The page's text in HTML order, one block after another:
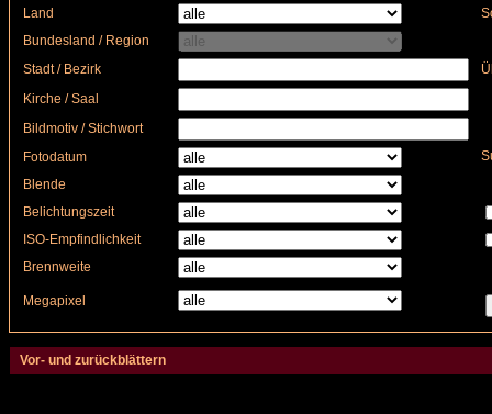
Land
Bundesland / Region
Stadt / Bezirk
Kirche / Saal
Bildmotiv / Stichwort
Fotodatum
Blende
Belichtungszeit
ISO-Empfindlichkeit
Brennweite
Megapixel
Vor- und zurückblättern